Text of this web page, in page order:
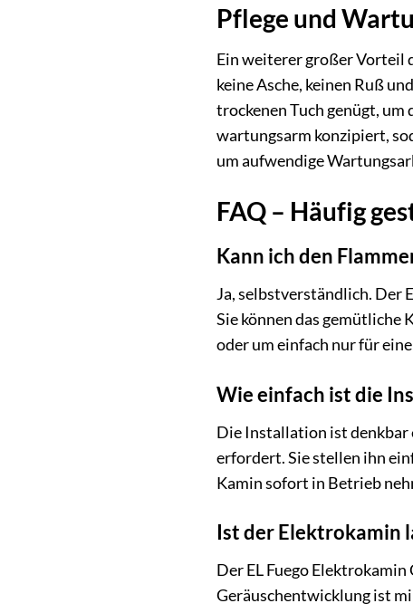
Pflege und
Ein weiterer großer Vorteil
keine Asche, keinen Ruß
trockenen Tuch genügt,
wartungsarm konzipiert,
um aufwendige
FAQ – Häufig
Kann ich den
Ja, selbstverständlich. Der
Sie können das gemütliche
oder um einfach nur für
Wie einfach ist die
Die Installation ist denkbar
erfordert. Sie stellen ihn
Kamin sofort in Betrieb
Ist der Elektrokamin
Der EL Fuego
Geräuschentwicklung ist